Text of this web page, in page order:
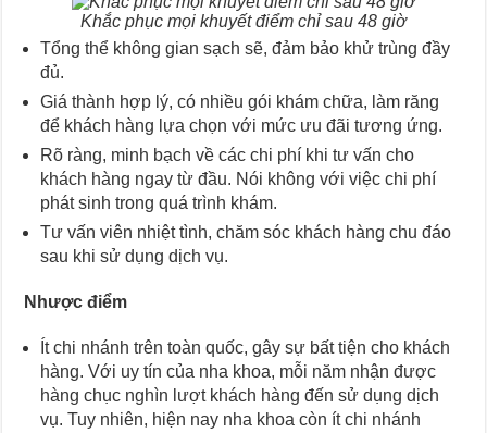
Khắc phục mọi khuyết điểm chỉ sau 48 giờ
Tổng thể không gian sạch sẽ, đảm bảo khử trùng đầy
đủ.
Giá thành hợp lý, có nhiều gói khám chữa, làm răng
để khách hàng lựa chọn với mức ưu đãi tương ứng.
Rõ ràng, minh bạch về các chi phí khi tư vấn cho
khách hàng ngay từ đầu. Nói không với việc chi phí
phát sinh trong quá trình khám.
Tư vấn viên nhiệt tình, chăm sóc khách hàng chu đáo
sau khi sử dụng dịch vụ.
Nhược điểm
Ít chi nhánh trên toàn quốc, gây sự bất tiện cho khách
hàng. Với uy tín của nha khoa, mỗi năm nhận được
hàng chục nghìn lượt khách hàng đến sử dụng dịch
vụ. Tuy nhiên, hiện nay nha khoa còn ít chi nhánh